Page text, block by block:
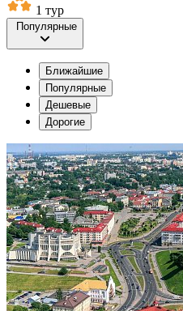
1 тур
Популярные
Ближайшие
Популярные
Дешевые
Дорогие